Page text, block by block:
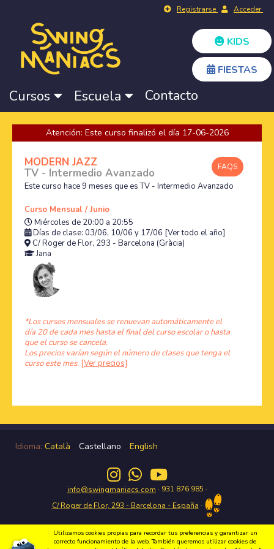
Registrarse Acceder
KIDS
FIESTAS
Cursos Escuela Contacto
Atención: Este curso finalizó el día 17-06-2026
FAQS
MODERN JAZZ
TV - Intermedio Avanzado
Este curso hace 9 meses que es TV - Intermedio Avanzado
Curso Mensual / Junio
Miércoles de 20:00 a 20:55
Días de clase: 03/06, 10/06 y 17/06 [Ver todo el año]
C/ Roger de Flor, 293 - Barcelona (Gràcia)
Jana
*Los cursos mensuales se renuevan automáticamente el
día 20 de cada mes hasta el final del curso escolar o hasta
que el curso se cancela.
Los precios varían según el número de clases que tenga el
curso este mes. [Ver precios]
Idioma: Català - Castellano - English
info@swingmaniacs.com · 931 876 985 ·
C/ Roger de Flor, 293 - Barcelona - España ·
Utilizamos cookies propias para recordar tus preferencias y garantizar un
correcto funcionamiento de la web. También queremos utilizar cookies de